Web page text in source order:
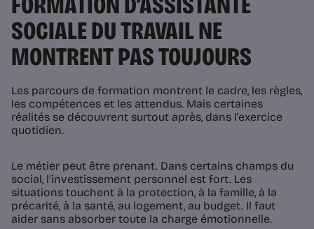
SOCIALE DU TRAVAIL NE
MONTRENT PAS TOUJOURS
Les parcours de formation montrent le cadre, les règles,
les compétences et les attendus. Mais certaines
réalités se découvrent surtout après, dans l’exercice
quotidien.
Le métier peut être prenant. Dans certains champs du
social, l’investissement personnel est fort. Les
situations touchent à la protection, à la famille, à la
précarité, à la santé, au logement, au budget. Il faut
aider sans absorber toute la charge émotionnelle.